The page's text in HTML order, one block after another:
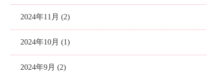
2024年11月 (2)
2024年10月 (1)
2024年9月 (2)